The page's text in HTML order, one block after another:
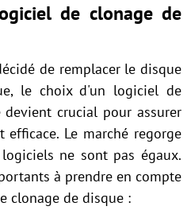
de clonage de
de remplacer le disque
le choix d'un logiciel de
crucial pour assurer
Le marché regorge
ne sont pas égaux.
à prendre en compte
clonage de disque :